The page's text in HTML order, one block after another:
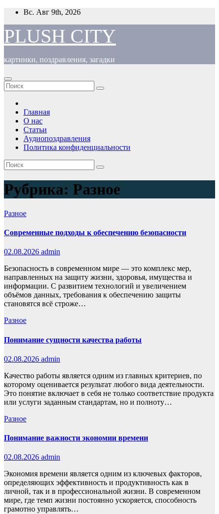
Перейти
содержимому
Вс. Авг 9th, 2026
PLUSH CITY
картинки, поздравления, загадки
Главная
О нас
Статьи
Аудиопоздравления
Политика конфиденциальности
Рубрика: Разное
Разное
Современные подходы к обеспечению безопасности
02.08.2026 admin
Безопасность в современном мире — это комплекс мер,
направленных на защиту жизни, здоровья, имущества и
информации. С развитием технологий и увеличением
объёмов данных, требования к обеспечению защиты
становятся всё строже…
Разное
Понимание сущности качества работы
02.08.2026 admin
Качество работы является одним из главных критериев, по
которому оценивается результат любого вида деятельности.
Это понятие включает в себя не только соответствие продукта
или услуги заданным стандартам, но и полноту…
Разное
Понимание важности экономии времени
02.08.2026 admin
Экономия времени является одним из ключевых факторов,
определяющих эффективность и продуктивность как в
личной, так и в профессиональной жизни. В современном
мире, где темп жизни постоянно ускоряется, способность
грамотно управлять…